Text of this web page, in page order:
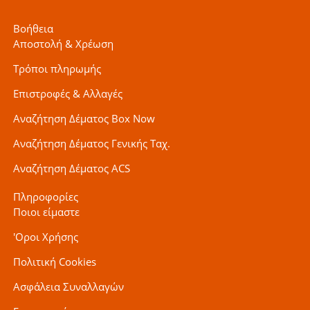
Βοήθεια
Αποστολή & Χρέωση
Τρόποι πληρωμής
Επιστροφές & Αλλαγές
Αναζήτηση Δέματος Box Now
Αναζήτηση Δέματος Γενικής Ταχ.
Αναζήτηση Δέματος ACS
Πληροφορίες
Ποιοι είμαστε
'Οροι Χρήσης
Πολιτική Cookies
Ασφάλεια Συναλλαγών